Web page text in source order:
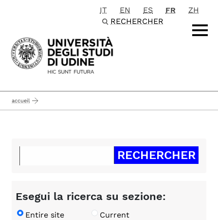
Passa al contenuto principale
IT EN ES FR
ZH
RECHERCHER
accueil
Esegui la ricerca su sezione:
Entire site Current